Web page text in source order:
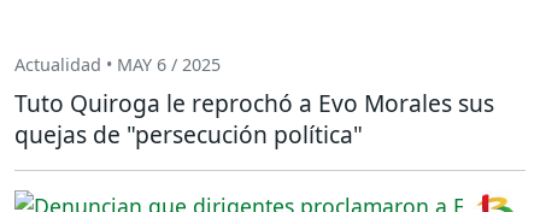
Actualidad • MAY 6 / 2025
Tuto Quiroga le reprochó a Evo Morales sus
quejas de "persecución política"